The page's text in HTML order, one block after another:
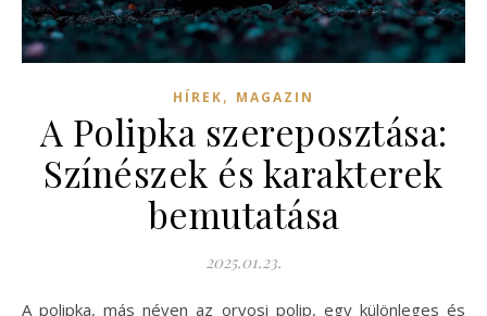
HÍREK, MAGAZIN
A Polipka szereposztása:
Színészek és karakterek
bemutatása
2025.01.23.
A polipka, más néven az orvosi polip, egy különleges és